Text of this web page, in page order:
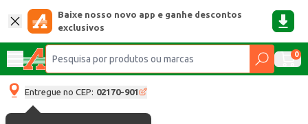
Baixe nosso novo app e ganhe descontos
exclusivos
0
Entregue no CEP: 02170-901